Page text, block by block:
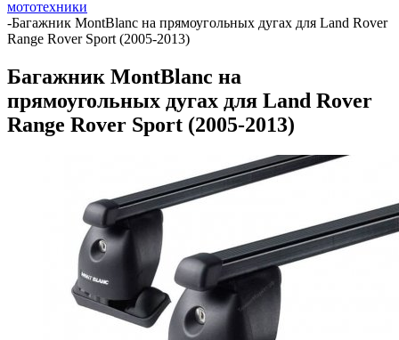
мототехники
-Багажник MontBlanc на прямоугольных дугах для Land Rover
Range Rover Sport (2005-2013)
Багажник MontBlanc на
прямоугольных дугах для Land Rover
Range Rover Sport (2005-2013)